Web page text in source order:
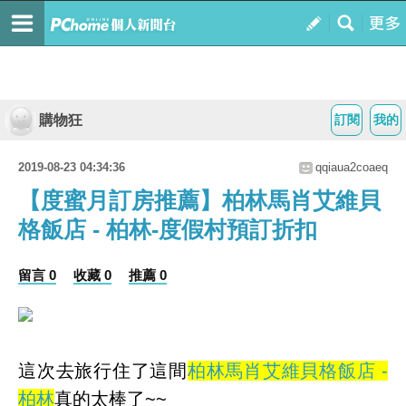
我的
訂閱
購物狂
2019-08-23 04:34:36 qqiaua2coaeq
【度蜜月訂房推薦】柏林馬肖艾維貝
格飯店 - 柏林-度假村預訂折扣
留言 0 收藏 0 推薦 0
這次去旅行住了這間柏林馬肖艾維貝格飯店 -
柏林真的太棒了~~